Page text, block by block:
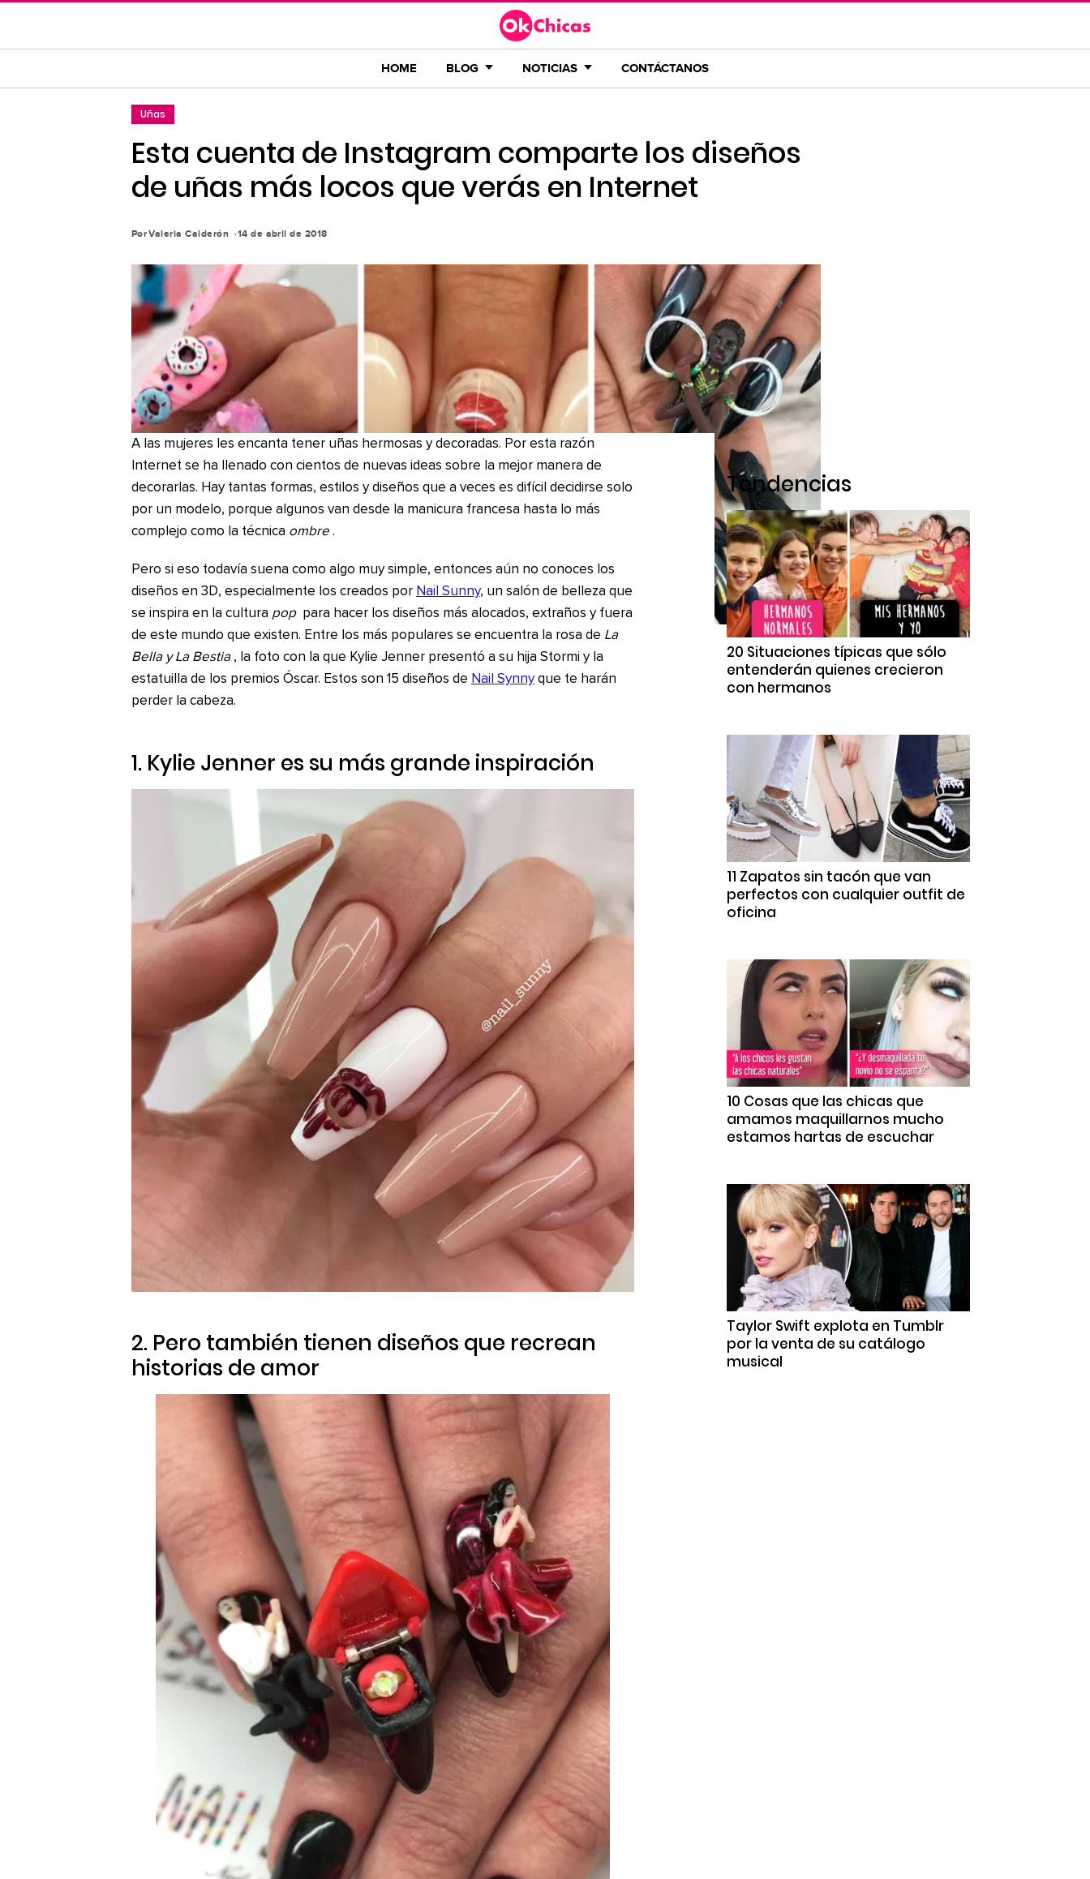
contenido
HOME BLOG NOTICIAS CONTÁCTANOS
Uñas
Esta cuenta de Instagram comparte los diseños
de uñas más locos que verás en Internet
PorValeria Calderón 14 de abril de 2018
A las mujeres les encanta tener uñas hermosas y decoradas. Por esta razón
Internet se ha llenado con cientos de nuevas ideas sobre la mejor manera de
decorarlas. Hay tantas formas, estilos y diseños que a veces es difícil decidirse solo
por un modelo, porque algunos van desde la manicura francesa hasta lo más
complejo como la técnica ombre .
Pero si eso todavía suena como algo muy simple, entonces aún no conoces los
diseños en 3D, especialmente los creados por Nail Sunny, un salón de belleza que
se inspira en la cultura pop para hacer los diseños más alocados, extraños y fuera
de este mundo que existen. Entre los más populares se encuentra la rosa de La
Bella y La Bestia , la foto con la que Kylie Jenner presentó a su hija Stormi y la
estatuilla de los premios Óscar. Estos son 15 diseños de Nail Synnyque te harán
perder la cabeza.
1. Kylie Jenner es su más grande inspiración
2. Pero también tienen diseños que recrean
historias de amor
Tendencias
20 Situaciones típicas que sólo
entenderán quienes crecieron
con hermanos
11 Zapatos sin tacón que van
perfectos con cualquier outfit de
oficina
10 Cosas que las chicas que
amamos maquillarnos mucho
estamos hartas de escuchar
Taylor Swift explota en Tumblr
por la venta de su catálogo
musical